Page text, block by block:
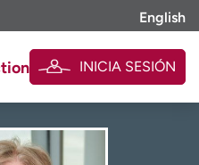
English
INICIA SESIÓN